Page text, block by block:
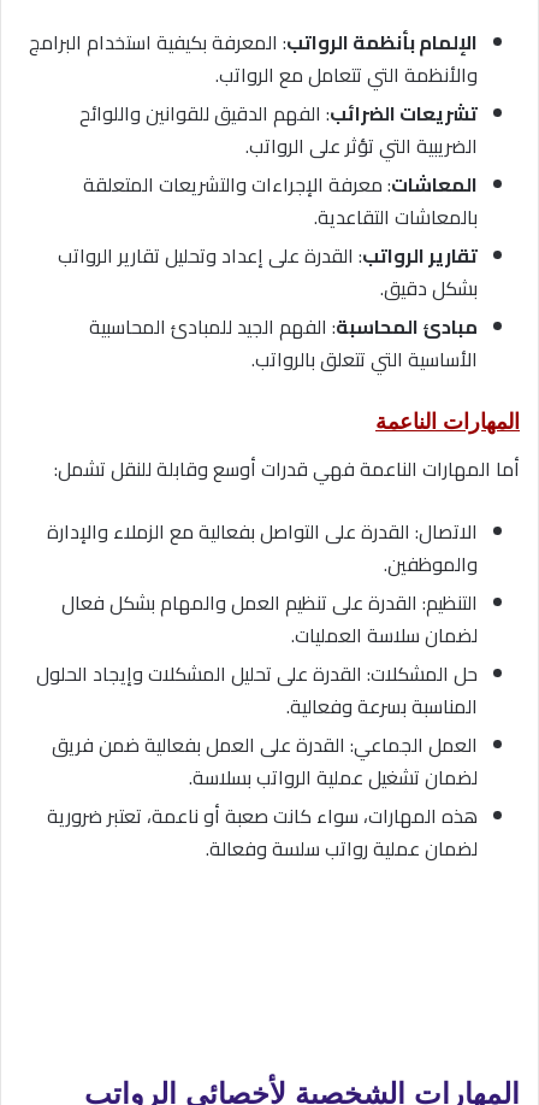
الإلمام بأنظمة الرواتب: المعرفة بكيفية استخدام البرامج
والأنظمة التي تتعامل مع الرواتب.
تشريعات الضرائب: الفهم الدقيق للقوانين واللوائح
الضريبية التي تؤثر على الرواتب.
المعاشات: معرفة الإجراءات والتشريعات المتعلقة
بالمعاشات التقاعدية.
تقارير الرواتب: القدرة على إعداد وتحليل تقارير الرواتب
بشكل دقيق.
مبادئ المحاسبة: الفهم الجيد للمبادئ المحاسبية
الأساسية التي تتعلق بالرواتب.
المهارات الناعمة
أما المهارات الناعمة فهي قدرات أوسع وقابلة للنقل تشمل:
الاتصال: القدرة على التواصل بفعالية مع الزملاء والإدارة
والموظفين.
التنظيم: القدرة على تنظيم العمل والمهام بشكل فعال
لضمان سلاسة العمليات.
حل المشكلات: القدرة على تحليل المشكلات وإيجاد الحلول
المناسبة بسرعة وفعالية.
العمل الجماعي: القدرة على العمل بفعالية ضمن فريق
لضمان تشغيل عملية الرواتب بسلاسة.
هذه المهارات، سواء كانت صعبة أو ناعمة، تعتبر ضرورية
لضمان عملية رواتب سلسة وفعالة.
المهارات الشخصية لأخصائي الرواتب